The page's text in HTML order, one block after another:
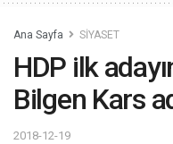
Ana Sayfa SİYASET
HDP ilk
Bilgen Kars
2018-12-19